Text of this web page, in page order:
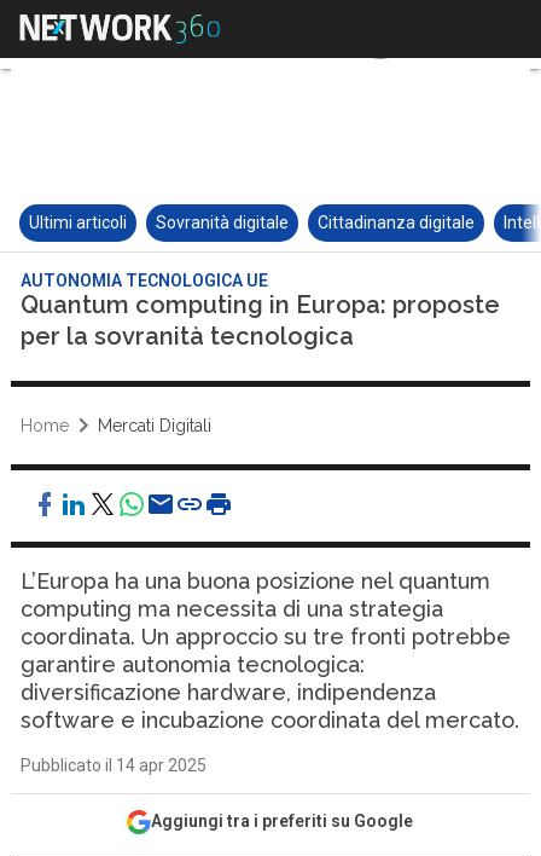
Ultimi articoli Sovranità digitale Cittadinanza digitale
AUTONOMIA TECNOLOGICA UE
Quantum computing in Europa: proposte
per la sovranità tecnologica
Home Mercati Digitali
L’Europa ha una buona posizione nel quantum
computing ma necessita di una strategia
coordinata. Un approccio su tre fronti potrebbe
garantire autonomia tecnologica:
diversificazione hardware, indipendenza
software e incubazione coordinata del mercato.
Pubblicato il 14 apr 2025
Aggiungi tra i preferiti su Google